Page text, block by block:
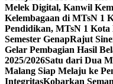
Melek Digital, Kanwil
Kelembagaan di MTsN 1
Pendidikan, MTsN 1
Semester GenapRajut
Gelar Pembagian Hasil
2025/2026Satu dari Dua
Malang Siap Melaju ke
IntegritasKobarkan